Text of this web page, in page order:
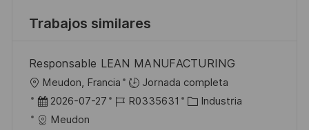
Trabajos similares
Responsable LEAN MANUFACTURING
U
b
Meudon, Francia
Jornada completa
F
e
2026-07-27
I
R0335631
C Industria
Meudon